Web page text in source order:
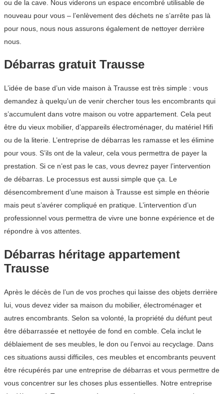
ou de la cave. Nous viderons un espace encombré utilisable de
nouveau pour vous – l’enlèvement des déchets ne s’arrête pas là
pour nous, nous nous assurons également de nettoyer derrière
nous.
Débarras gratuit Trausse
L’idée de base d’un vide maison à Trausse est très simple : vous
demandez à quelqu’un de venir chercher tous les encombrants qui
s’accumulent dans votre maison ou votre appartement. Cela peut
être du vieux mobilier, d’appareils électroménager, du matériel Hifi
ou de la literie. L’entreprise de débarras les ramasse et les élimine
pour vous. S’ils ont de la valeur, cela vous permettra de payer la
prestation. Si ce n’est pas le cas, vous devrez payer l’intervention
de débarras. Le processus est aussi simple que ça. Le
désencombrement d’une maison à Trausse est simple en théorie
mais peut s’avérer compliqué en pratique. L’intervention d’un
professionnel vous permettra de vivre une bonne expérience et de
répondre à vos attentes.
Débarras héritage appartement
Trausse
Après le décès de l’un de vos proches qui laisse des objets derrière
lui, vous devez vider sa maison du mobilier, électroménager et
autres encombrants. Selon sa volonté, la propriété du défunt peut
être débarrassée et nettoyée de fond en comble. Cela inclut le
déblaiement de ses meubles, le don ou l’envoi au recyclage. Dans
ces situations aussi difficiles, ces meubles et encombrants peuvent
être récupérés par une entreprise de débarras et vous permettre de
vous concentrer sur les choses plus essentielles. Notre entreprise